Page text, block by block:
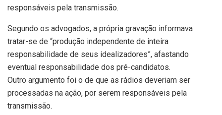
responsáveis pela transmissão.
Segundo os advogados, a própria gravação informava
tratar-se de “produção independente de inteira
responsabilidade de seus idealizadores”, afastando
eventual responsabilidade dos pré-candidatos.
Outro argumento foi o de que as rádios deveriam ser
processadas na ação, por serem responsáveis pela
transmissão.